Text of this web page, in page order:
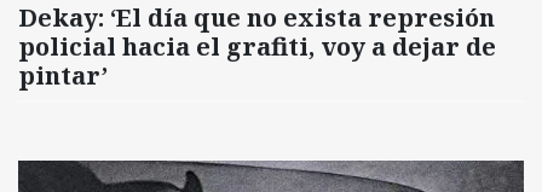
Dekay: ‘El día que no exista represión
policial hacia el grafiti, voy a dejar de
pintar’